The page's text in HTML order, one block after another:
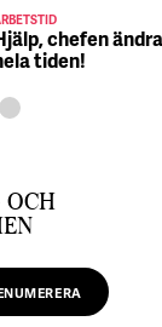
chefen
tiden!